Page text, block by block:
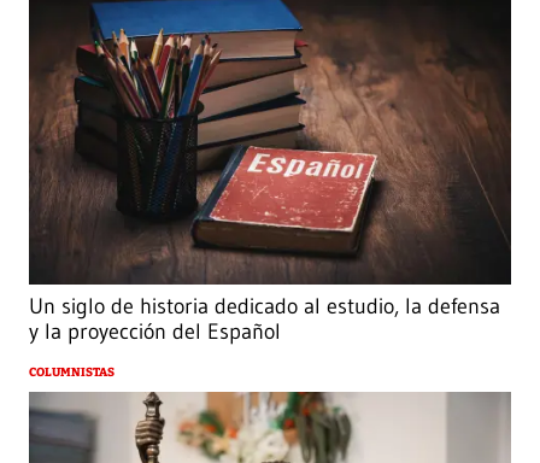
Un siglo de historia dedicado al estudio, la defensa
y la proyección del Español
COLUMNISTAS